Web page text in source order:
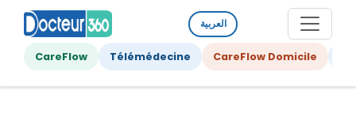
العربية
CareFlow Télémédecine CareFlow Domicile